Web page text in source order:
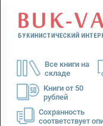
Все книги на
складе
Книги от 50
рублей
Сохранность
соответствует
Menu
Доставка
Оплата